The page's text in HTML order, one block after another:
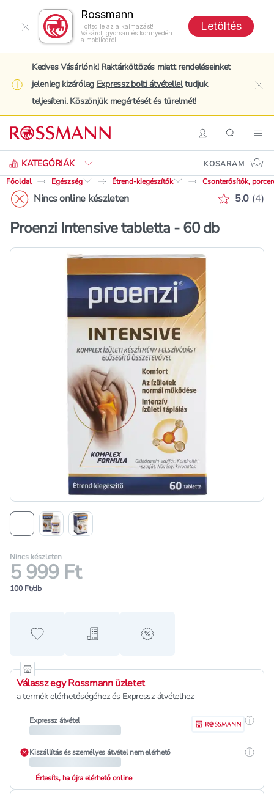
Rossmann
Töltsd le az alkalmazást!
Vásárolj gyorsan és könnyedén
a mobilodról!
Letöltés
Kedves Vásárlónk! Raktárköltözés miatt rendeléseinket
jelenleg kizárólag Expressz bolti átvételleltudjuk
teljesíteni. Köszönjük megértését és türelmét!
BelépésKeresés
KATEGÓRIÁK
Keresés
KOSARAM
Főoldal
Egészség Étrend-kiegészítők Csonterősítők,
Nincs online készleten 5.0 (4)
Proenzi Intensive tabletta - 60 db
Nincs készleten
5 999 Ft
100 Ft/db
Hozzáadás a kedvencekhez
Hozzáadás a bevásárló listához
alert when on sale
Válassz egy Rossmann üzletet
a termék elérhetőségéhez és Expressz átvételhez
Expressz átvétel
Kiszállítás és személyes átvétel nem elérhető
Értesíts, ha újra elérhető online